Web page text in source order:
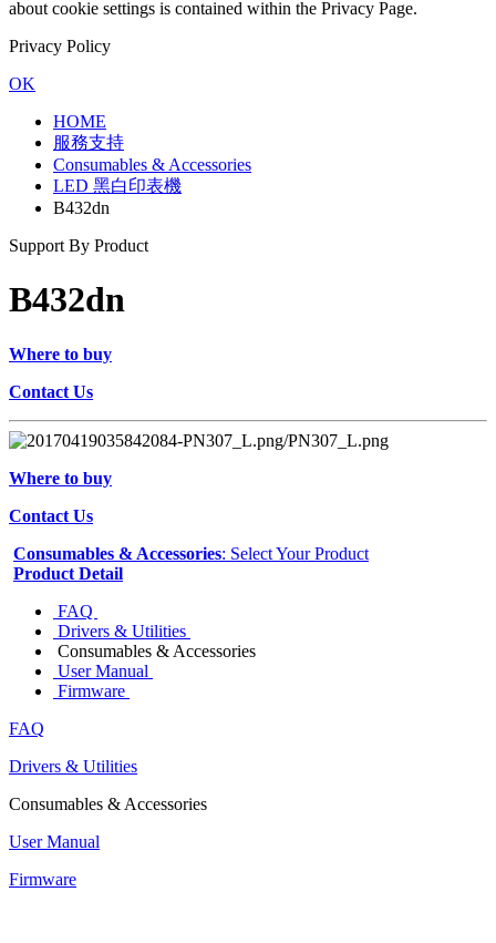
about cookie settings is contained within the Privacy Page.
Privacy Policy
OK
HOME
服務支持
Consumables & Accessories
LED 黑白印表機
B432dn
Support By Product
B432dn
Where to buy
Contact Us
Where to buy
Contact Us
Consumables & Accessories: Select Your Product
Product Detail
FAQ
Drivers & Utilities
Consumables & Accessories
User Manual
Firmware
FAQ
Drivers & Utilities
Consumables & Accessories
User Manual
Firmware